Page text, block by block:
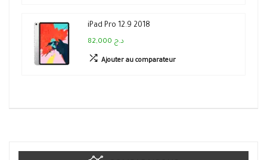
iPad Pro 12.9 2018
82,000 د.ج
Ajouter au comparateur